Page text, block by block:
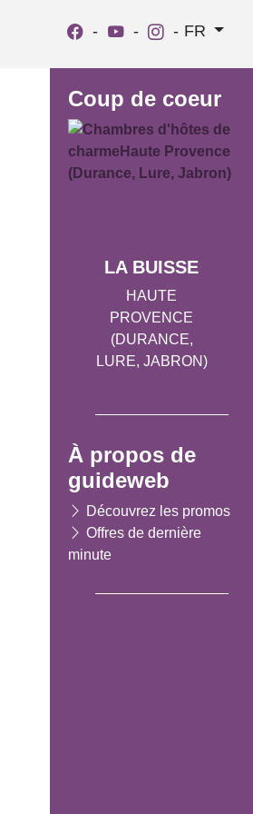
- - - FR
Coup de coeur
LA BUISSE
HAUTE
PROVENCE
(DURANCE,
LURE, JABRON)
À propos de
guideweb
Découvrez les promos
Offres de dernière
minute